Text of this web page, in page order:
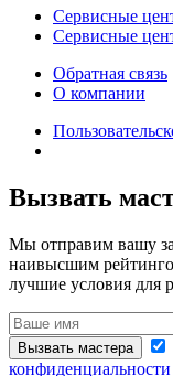
Сервисные
Сервисные
Обратная связь
О компании
Вызвать
Мы отправим вашу
наивысшим
лучшие условия для
конфиденциальности